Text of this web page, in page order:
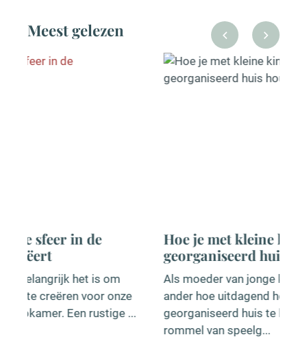
Meest gelezen
Hoe je met kleine kinderen toch een
georganiseerd huis houdt
Als moeder van jonge kinderen weet ik als geen
ander hoe uitdagend het kan zijn om een
georganiseerd huis te behouden. Tussen de